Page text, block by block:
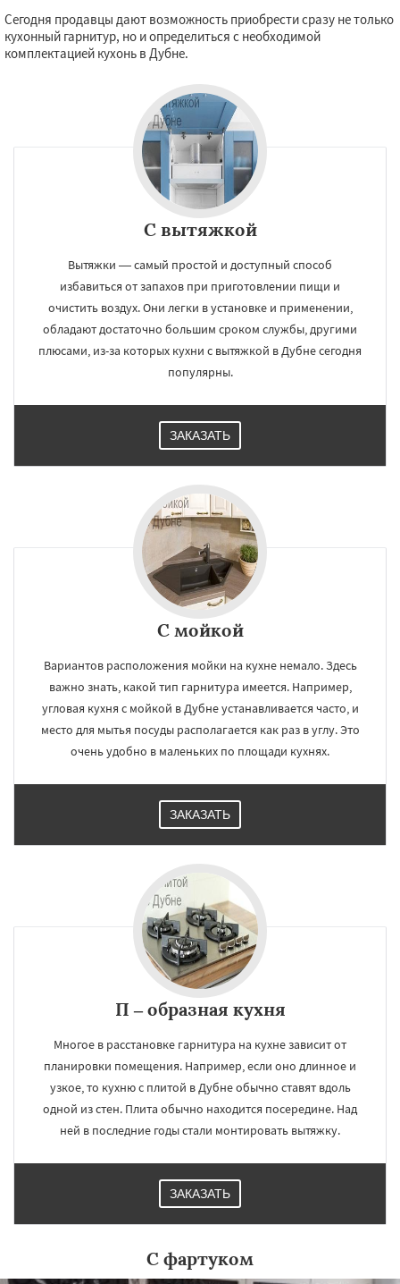
Сегодня продавцы дают возможность приобрести сразу не только
кухонный гарнитур, но и определиться с необходимой
комплектацией кухонь в Дубне.
С вытяжкой
Вытяжки — самый простой и доступный способ
избавиться от запахов при приготовлении пищи и
очистить воздух. Они легки в установке и применении,
обладают достаточно большим сроком службы, другими
плюсами, из-за которых кухни с вытяжкой в Дубне сегодня
популярны.
ЗАКАЗАТЬ
С мойкой
Вариантов расположения мойки на кухне немало. Здесь
важно знать, какой тип гарнитура имеется. Например,
угловая кухня с мойкой в Дубне устанавливается часто, и
место для мытья посуды располагается как раз в углу. Это
очень удобно в маленьких по площади кухнях.
ЗАКАЗАТЬ
П – образная кухня
Многое в расстановке гарнитура на кухне зависит от
планировки помещения. Например, если оно длинное и
узкое, то кухню с плитой в Дубне обычно ставят вдоль
одной из стен. Плита обычно находится посередине. Над
ней в последние годы стали монтировать вытяжку.
ЗАКАЗАТЬ
С фартуком